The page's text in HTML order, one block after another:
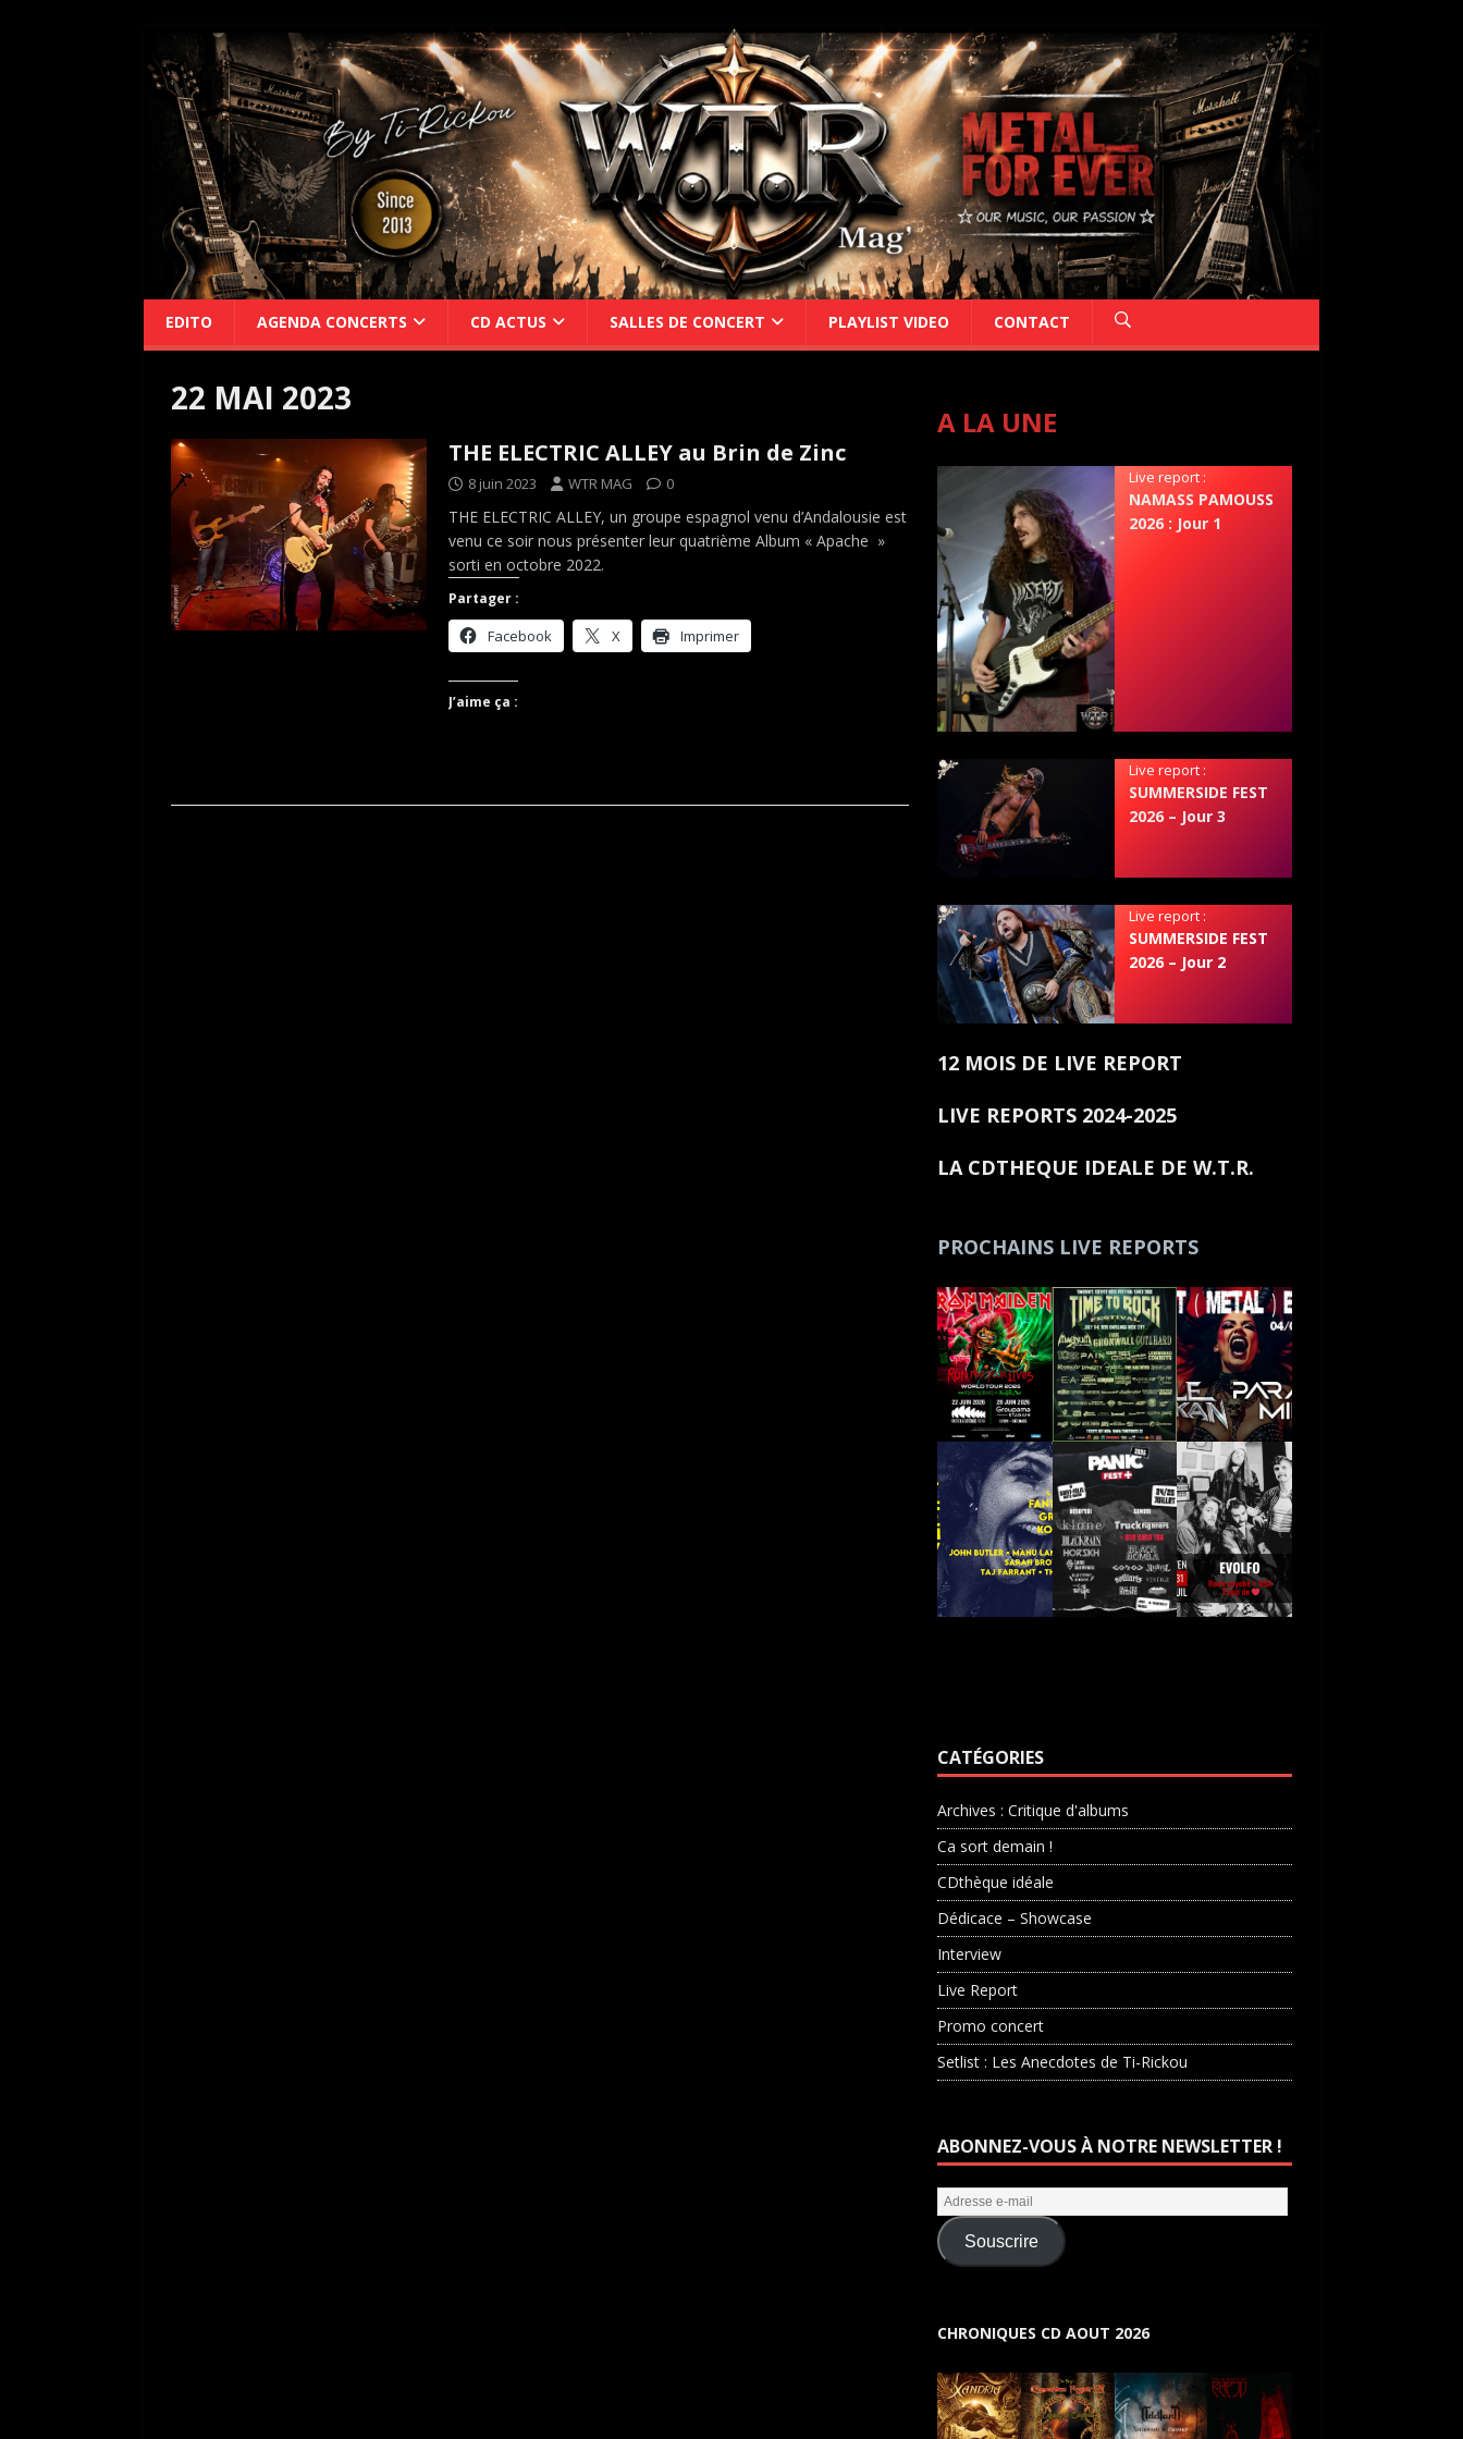
EDITO AGENDA CONCERTS CD ACTUS SALLES DE CONCERT PLAYLIST VIDEO CONTACT
22 MAI 2023
THE ELECTRIC ALLEY au Brin de Zinc
8 juin 2023 WTR MAG 0
THE ELECTRIC ALLEY, un groupe espagnol venu d’Andalousie est
venu ce soir nous présenter leur quatrième Album « Apache »
sorti en octobre 2022.
Partager :
Facebook X Imprimer
J’aime ça :
A LA UNE
Live report :
NAMASS PAMOUSS
2026 : Jour 1
Live report :
SUMMERSIDE FEST
2026 – Jour 3
Live report :
SUMMERSIDE FEST
2026 – Jour 2
12 MOIS DE LIVE REPORT
LIVE REPORTS 2024-2025
LA CDTHEQUE IDEALE DE W.T.R.
PROCHAINS LIVE REPORTS
CATÉGORIES
Archives : Critique d'albums
Ca sort demain !
CDthèque idéale
Dédicace – Showcase
Interview
Live Report
Promo concert
Setlist : Les Anecdotes de Ti-Rickou
ABONNEZ-VOUS À NOTRE NEWSLETTER !
Souscrire
CHRONIQUES CD AOUT 2026